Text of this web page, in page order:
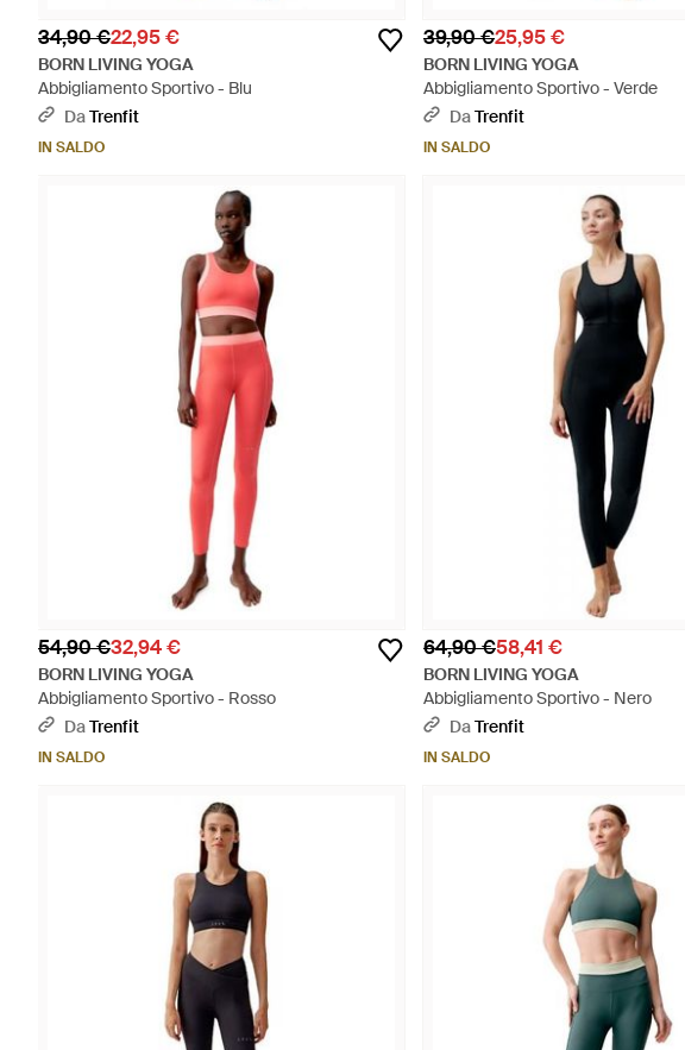
34,90 €22,95 €
BORN LIVING YOGA
Abbigliamento Sportivo - Blu
DaTrenfit
IN SALDO
39,90 €25,95 €
BORN LIVING YOGA
Abbigliamento Sportivo - Verde
DaTrenfit
IN SALDO
54,90 €32,94 €
BORN LIVING YOGA
Abbigliamento Sportivo - Rosso
DaTrenfit
IN SALDO
64,90 €58,41 €
BORN LIVING YOGA
Abbigliamento Sportivo - Nero
DaTrenfit
IN SALDO